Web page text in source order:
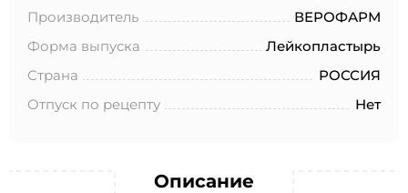
Производитель
ВЕРОФАРМ
Форма выпуска
Лейкопластырь
Страна
РОССИЯ
Отпуск по рецепту
Нет
Описание
целей, определенных в Согласии на обработку